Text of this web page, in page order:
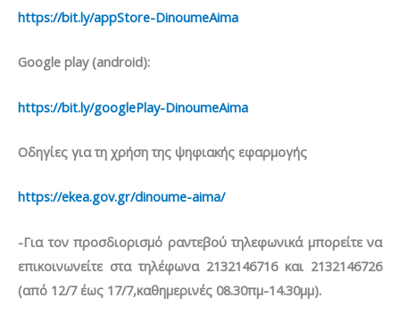
https://bit.ly/appStore-DinoumeAima
Google play (android):
https://bit.ly/googlePlay-DinoumeAima
Οδηγίες για τη χρήση της ψηφιακής εφαρμογής
https://ekea.gov.gr/dinoume-aima/
-Για τον προσδιορισμό ραντεβού τηλεφωνικά μπορείτε να
επικοινωνείτε στα τηλέφωνα 2132146716 και 2132146726
(από 12/7 έως 17/7,καθημερινές 08.30πμ-14.30μμ).